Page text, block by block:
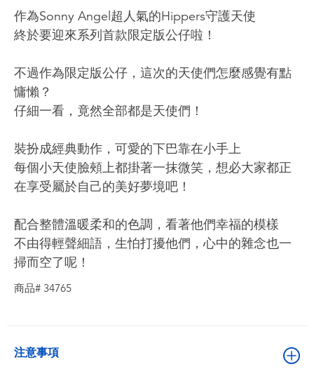
生活雜貨
作為Sonny Angel超人氣的Hippers守護天使
終於要迎來系列首款限定版公仔啦！
不過作為限定版公仔，這次的天使們怎麼感覺有點
慵懶？
仔細一看，竟然全部都是天使們！
裝扮成經典動作，可愛的下巴靠在小手上
每個小天使臉頰上都掛著一抹微笑，想必大家都正
在享受屬於自己的美好夢境吧！
配合整體溫暖柔和的色調，看著他們幸福的模樣
不由得輕聲細語，生怕打擾他們，心中的雜念也一
掃而空了呢！
商品# 34765
注意事項